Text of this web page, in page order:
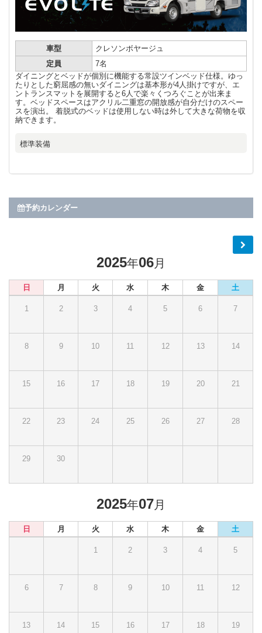
車型
クレソンボヤージュ
定員
7名
ダイニングとベッドが個別に機能する常設ツインベッド仕様。ゆっ
たりとした窮屈感の無いダイニングは基本形が4人掛けですが、エ
ントランスマットを展開すると6人で楽々くつろぐことが出来ま
す。ベッドスペースはアクリル二重窓の開放感が自分だけのスペー
スを演出。 着脱式のベッドは使用しない時は外して大きな荷物を収
納できます。
標準装備
予約カレンダー
2025年06月
日 月 火 水 木 金 土
1 2 3 4 5 6 7
8 9 10 11 12 13 14
15 16 17 18 19 20 21
22 23 24 25 26 27 28
29 30
2025年07月
日 月 火 水 木 金 土
1 2 3 4 5
6 7 8 9 10 11 12
13 14 15 16 17 18 19